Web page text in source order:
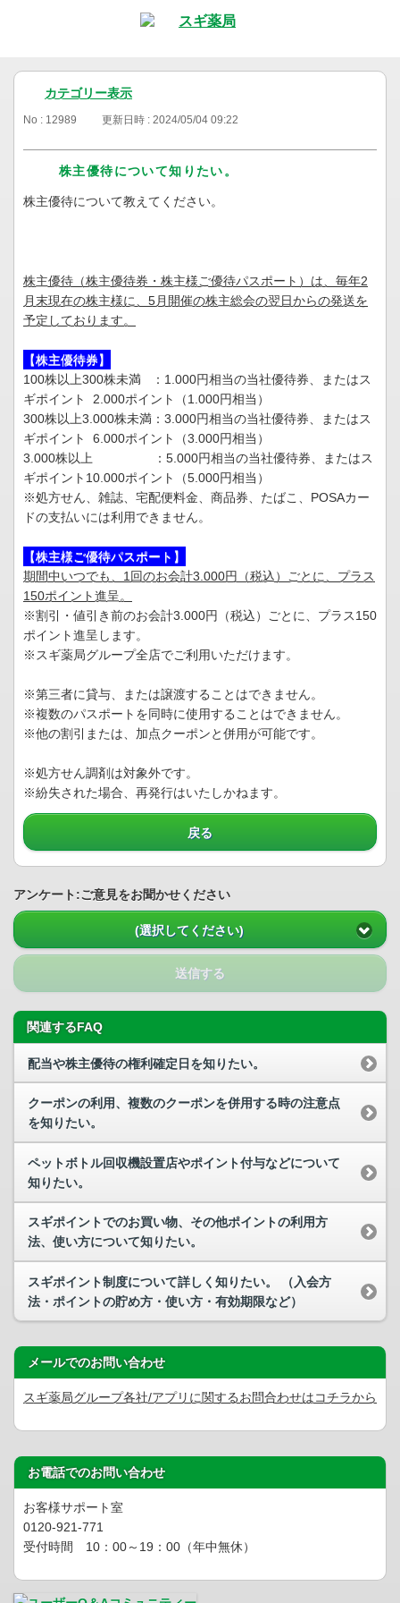
カテゴリー表示
No : 12989 更新日時 : 2024/05/04 09:22
株主優待について知りたい。
株主優待について教えてください。
株主優待（株主優待券・株主様ご優待パスポート）は、毎年2
月末現在の株主様に、5月開催の株主総会の翌日からの発送を
予定しております。
【株主優待券】
100株以上300株未満 ：1.000円相当の当社優待券、またはス
ギポイント 2.000ポイント（1.000円相当）
300株以上3.000株未満：3.000円相当の当社優待券、またはス
ギポイント 6.000ポイント（3.000円相当）
3.000株以上 ：5.000円相当の当社優待券、またはス
ギポイント10.000ポイント（5.000円相当）
※処方せん、雑誌、宅配便料金、商品券、たばこ、POSAカー
ドの支払いには利用できません。
【株主様ご優待パスポート】
期間中いつでも、1回のお会計3.000円（税込）ごとに、プラス
150ポイント進呈。
※割引・値引き前のお会計3.000円（税込）ごとに、プラス150
ポイント進呈します。
※スギ薬局グループ全店でご利用いただけます。
※第三者に貸与、または譲渡することはできません。
※複数のパスポートを同時に使用することはできません。
※他の割引または、加点クーポンと併用が可能です。
※処方せん調剤は対象外です。
※紛失された場合、再発行はいたしかねます。
戻る
アンケート:ご意見をお聞かせください
(選択してください)
送信する
関連するFAQ
配当や株主優待の権利確定日を知りたい。
クーポンの利用、複数のクーポンを併用する時の注意点
を知りたい。
ペットボトル回収機設置店やポイント付与などについて
知りたい。
スギポイントでのお買い物、その他ポイントの利用方
法、使い方について知りたい。
スギポイント制度について詳しく知りたい。 （入会方
法・ポイントの貯め方・使い方・有効期限など）
メールでのお問い合わせ
スギ薬局グループ各社/アプリに関するお問合わせはコチラから
お電話でのお問い合わせ
お客様サポート室
0120-921-771
受付時間 10：00～19：00（年中無休）